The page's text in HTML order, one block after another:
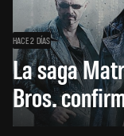
HACE 2 DÍAS
La saga
Bros.